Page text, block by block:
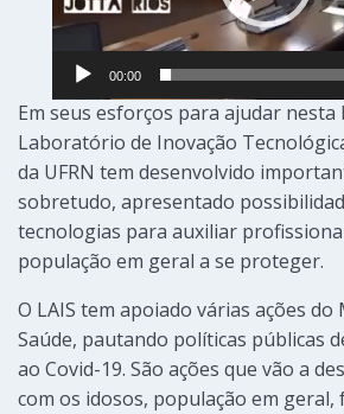
00:00
Em seus esforços para ajudar nesta
Laboratório de Inovação
da UFRN tem desenvolvido
sobretudo, apresentado
tecnologias para auxiliar
população em geral a se proteger.
O LAIS tem apoiado várias ações
Saúde, pautando políticas públicas
ao Covid-19. São ações que vão a
com os idosos, população em geral,